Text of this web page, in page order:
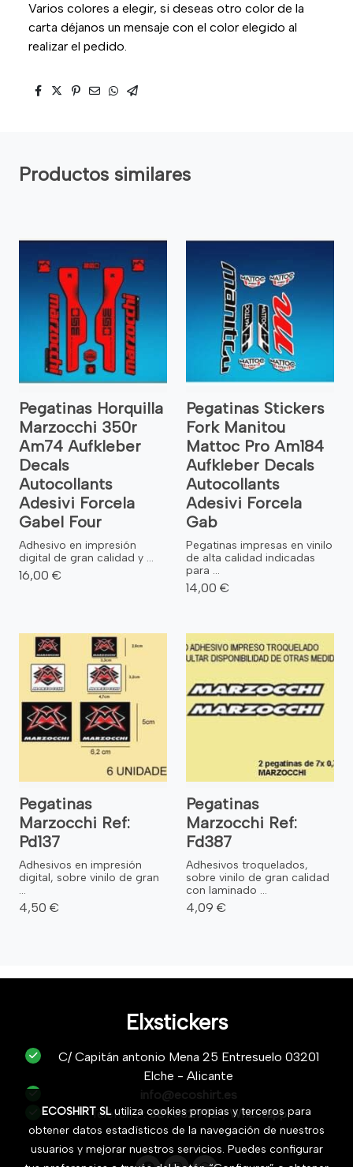
Varios colores a elegir, si deseas otro color de la
carta déjanos un mensaje con el color elegido al
realizar el pedido.
Productos similares
Pegatinas Horquilla
Marzocchi 350r
Am74 Aufkleber
Decals
Autocollants
Adesivi Forcela
Gabel Four
Adhesivo en impresión
digital de gran calidad y ...
16,00 €
Pegatinas Stickers
Fork Manitou
Mattoc Pro Am184
Aufkleber Decals
Autocollants
Adesivi Forcela
Gab
Pegatinas impresas en vinilo
de alta calidad indicadas
para ...
14,00 €
Pegatinas
Marzocchi Ref:
Pd137
Adhesivos en impresión
digital, sobre vinilo de gran
...
4,50 €
Pegatinas
Marzocchi Ref:
Fd387
Adhesivos troquelados,
sobre vinilo de gran calidad
con laminado ...
4,09 €
Elxstickers
C/ Capitán antonio Mena 25 Entresuelo 03201
Elche - Alicante
info@ecoshirt.es
Teléfono :687632752/Whastapp
ECOSHIRT SLutiliza cookies propias y terceros para
obtener datos estadísticos de la navegación de nuestros
usuarios y mejorar nuestros servicios. Puedes configurar